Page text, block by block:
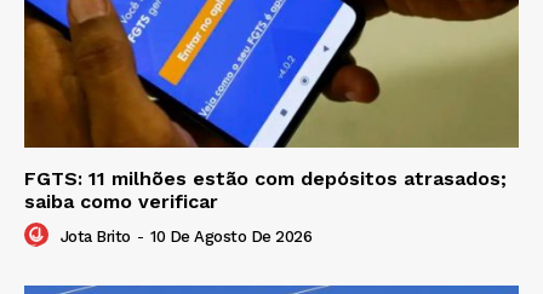
FGTS: 11 milhões estão com depósitos atrasados;
saiba como verificar
Jota Brito - 10 De Agosto De 2026